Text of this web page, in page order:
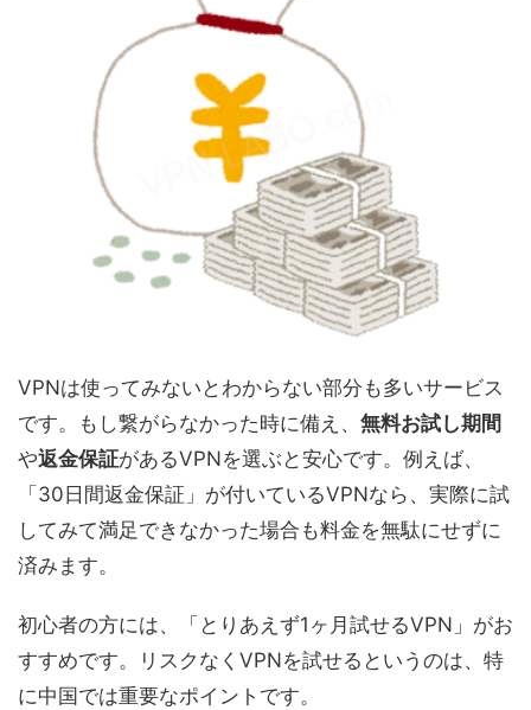
VPNは使ってみないとわからない部分も多いサービス
です。もし繋がらなかった時に備え、 無料お試し期間
や返金保証があるVPNを選ぶと安心です。例えば、
「30日間返金保証」が付いているVPNなら、実際に試
してみて満足できなかった場合も料金を無駄にせずに
済みます。
初心者の方には、「とりあえず1ヶ月試せるVPN」がお
すすめです。リスクなくVPNを試せるというのは、特
に中国では重要なポイントです。